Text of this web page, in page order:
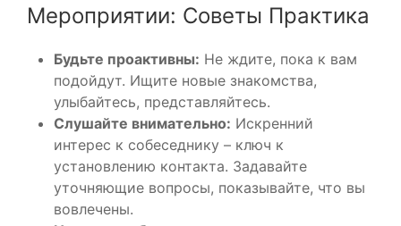
Мероприятии: Советы Практика
Будьте проактивны: Не ждите, пока к вам
подойдут. Ищите новые знакомства,
улыбайтесь, представляйтесь.
Слушайте внимательно: Искренний
интерес к собеседнику – ключ к
установлению контакта. Задавайте
уточняющие вопросы, показывайте, что вы
вовлечены.